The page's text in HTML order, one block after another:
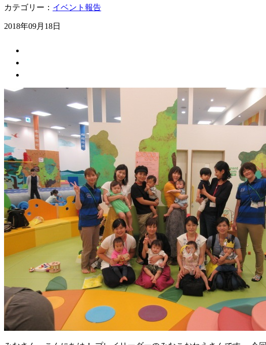
カテゴリー： イベント報告
2018年09月18日